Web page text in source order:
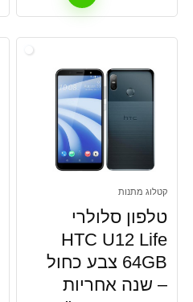
קטלוג מתנות
טלפון סלולרי
HTC U12 Life
64GB צבע כחול
– שנה אחריות